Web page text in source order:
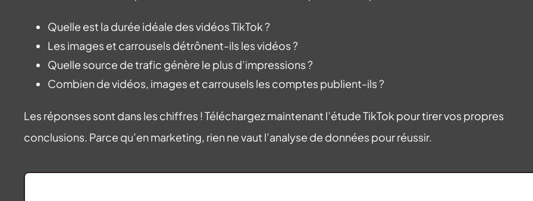
Quelle est la durée idéale des vidéos TikTok ?
Les images et carrousels détrônent-ils les vidéos ?
Quelle source de trafic génère le plus d’impressions ?
Combien de vidéos, images et carrousels les comptes publient-ils ?
Les réponses sont dans les chiffres ! Téléchargez maintenant l’étude TikTok pour tirer vos propres
conclusions. Parce qu’en marketing, rien ne vaut l’analyse de données pour réussir.